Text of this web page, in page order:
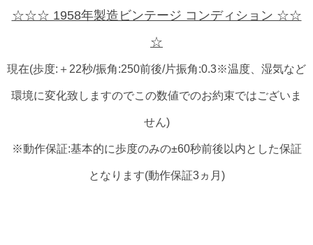
☆☆☆ 1958年製造ビンテージ コンディション ☆☆
☆
現在(歩度:＋22秒/振角:250前後/片振角:0.3※温度、湿気など
環境に変化致しますのでこの数値でのお約束ではございま
せん)
※動作保証:基本的に歩度のみの±60秒前後以内とした保証
となります(動作保証3ヵ月)